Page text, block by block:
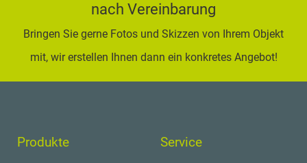
nach Vereinbarung
Bringen Sie gerne Fotos und Skizzen von Ihrem Objekt
mit, wir erstellen Ihnen dann ein konkretes Angebot!
Produkte Service